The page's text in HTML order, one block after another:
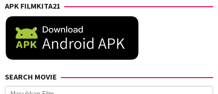
APK FILMKITA21
SEARCH MOVIE